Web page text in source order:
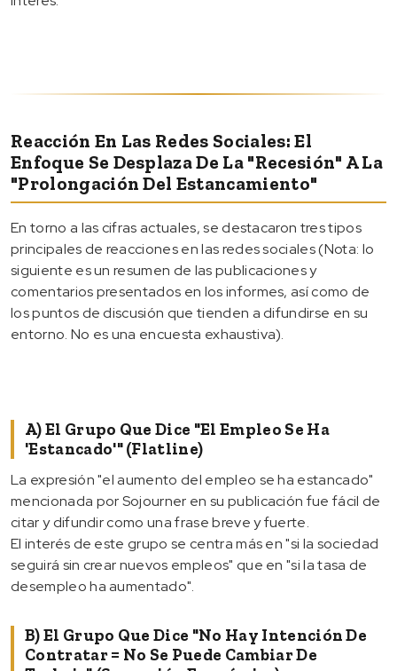
Reacción En Las Redes Sociales: El
Enfoque Se Desplaza De La "recesión" A La
"prolongación Del Estancamiento"
En torno a las cifras actuales, se destacaron tres tipos
principales de reacciones en las redes sociales (Nota: lo
siguiente es un resumen de las publicaciones y
comentarios presentados en los informes, así como de
los puntos de discusión que tienden a difundirse en su
entorno. No es una encuesta exhaustiva).
A) El Grupo Que Dice "el Empleo Se Ha
'estancado'" (flatline)
La expresión "el aumento del empleo se ha estancado"
mencionada por Sojourner en su publicación fue fácil de
citar y difundir como una frase breve y fuerte.
El interés de este grupo se centra más en "si la sociedad
seguirá sin crear nuevos empleos" que en "si la tasa de
desempleo ha aumentado".
B) El Grupo Que Dice "no Hay Intención De
Contratar = No Se Puede Cambiar De